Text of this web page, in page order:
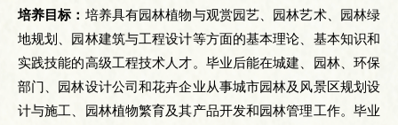
培养目标： 培养具有园林植物与观赏园艺、园林艺术、园林绿
地规划、园林建筑与工程设计等方面的基本理论、基本知识和
实践技能的高级工程技术人才。毕业后能在城建、园林、环保
部门、园林设计公司和花卉企业从事城市园林及风景区规划设
计与施工、园林植物繁育及其产品开发和园林管理工作。毕业